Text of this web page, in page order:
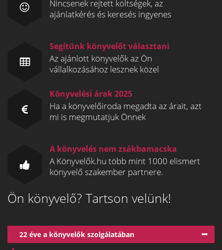
Nincsenek rejtett költségek, az
ajánlatkérés és keresés ingyenes
Segítünk könyvelőt választani
Az ajánlott könyvelők az Ön
vállalkozásához lesznek közel
Könyvelési árak 2025
Ha a könyvelőiroda megadta az árait, azt
mi is megmutatjuk Önnek
A könyvelés nem zsákbamacska
A Könyvelők.hu több mint 1000 elismert
könyvelő szakember partnere.
Ön könyvelő? Tartson velünk!
22 éve a könyvelők szolgálatában